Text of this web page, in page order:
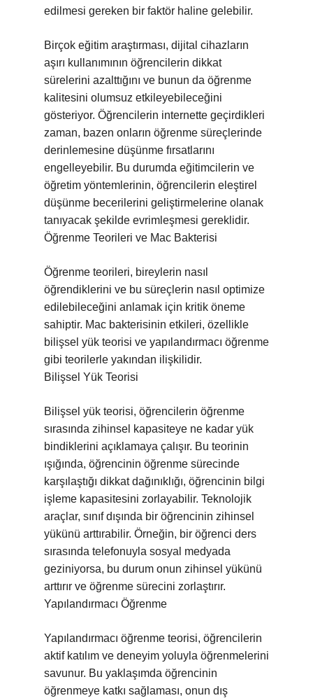
edilmesi gereken bir faktör haline gelebilir.
Birçok eğitim araştırması, dijital cihazların
aşırı kullanımının öğrencilerin dikkat
sürelerini azalttığını ve bunun da öğrenme
kalitesini olumsuz etkileyebileceğini
gösteriyor. Öğrencilerin internette geçirdikleri
zaman, bazen onların öğrenme süreçlerinde
derinlemesine düşünme fırsatlarını
engelleyebilir. Bu durumda eğitimcilerin ve
öğretim yöntemlerinin, öğrencilerin eleştirel
düşünme becerilerini geliştirmelerine olanak
tanıyacak şekilde evrimleşmesi gereklidir.
Öğrenme Teorileri ve Mac Bakterisi
Öğrenme teorileri, bireylerin nasıl
öğrendiklerini ve bu süreçlerin nasıl optimize
edilebileceğini anlamak için kritik öneme
sahiptir. Mac bakterisinin etkileri, özellikle
bilişsel yük teorisi ve yapılandırmacı öğrenme
gibi teorilerle yakından ilişkilidir.
Bilişsel Yük Teorisi
Bilişsel yük teorisi, öğrencilerin öğrenme
sırasında zihinsel kapasiteye ne kadar yük
bindiklerini açıklamaya çalışır. Bu teorinin
ışığında, öğrencinin öğrenme sürecinde
karşılaştığı dikkat dağınıklığı, öğrencinin bilgi
işleme kapasitesini zorlayabilir. Teknolojik
araçlar, sınıf dışında bir öğrencinin zihinsel
yükünü arttırabilir. Örneğin, bir öğrenci ders
sırasında telefonuyla sosyal medyada
geziniyorsa, bu durum onun zihinsel yükünü
arttırır ve öğrenme sürecini zorlaştırır.
Yapılandırmacı Öğrenme
Yapılandırmacı öğrenme teorisi, öğrencilerin
aktif katılım ve deneyim yoluyla öğrenmelerini
savunur. Bu yaklaşımda öğrencinin
öğrenmeye katkı sağlaması, onun dış